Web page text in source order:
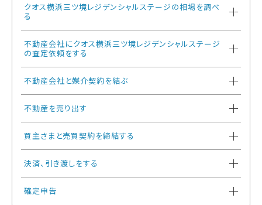
クオス横浜三ツ境レジデンシャルステージの相場を調べ
る
不動産会社にクオス横浜三ツ境レジデンシャルステージ
の査定依頼をする
不動産会社と媒介契約を結ぶ
不動産を売り出す
買主さまと売買契約を締結する
決済、引き渡しをする
確定申告